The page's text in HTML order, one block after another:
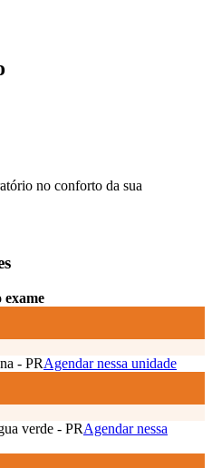
no conforto da sua
exame
- PRAgendar nessa unidade
verde - PRAgendar nessa